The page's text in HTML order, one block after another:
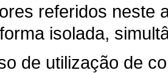
referidos neste
isolada,
de utilização de